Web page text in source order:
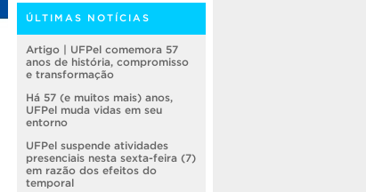
ÚLTIMAS NOTÍCIAS
Artigo | UFPel comemora 57
anos de história, compromisso
e transformação
Há 57 (e muitos mais) anos,
UFPel muda vidas em seu
entorno
UFPel suspende atividades
presenciais nesta sexta-feira (7)
em razão dos efeitos do
temporal